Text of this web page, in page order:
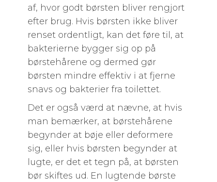
af, hvor godt børsten bliver rengjort
efter brug. Hvis børsten ikke bliver
renset ordentligt, kan det føre til, at
bakterierne bygger sig op på
børstehårene og dermed gør
børsten mindre effektiv i at fjerne
snavs og bakterier fra toilettet.
Det er også værd at nævne, at hvis
man bemærker, at børstehårene
begynder at bøje eller deformere
sig, eller hvis børsten begynder at
lugte, er det et tegn på, at børsten
bør skiftes ud. En lugtende børste